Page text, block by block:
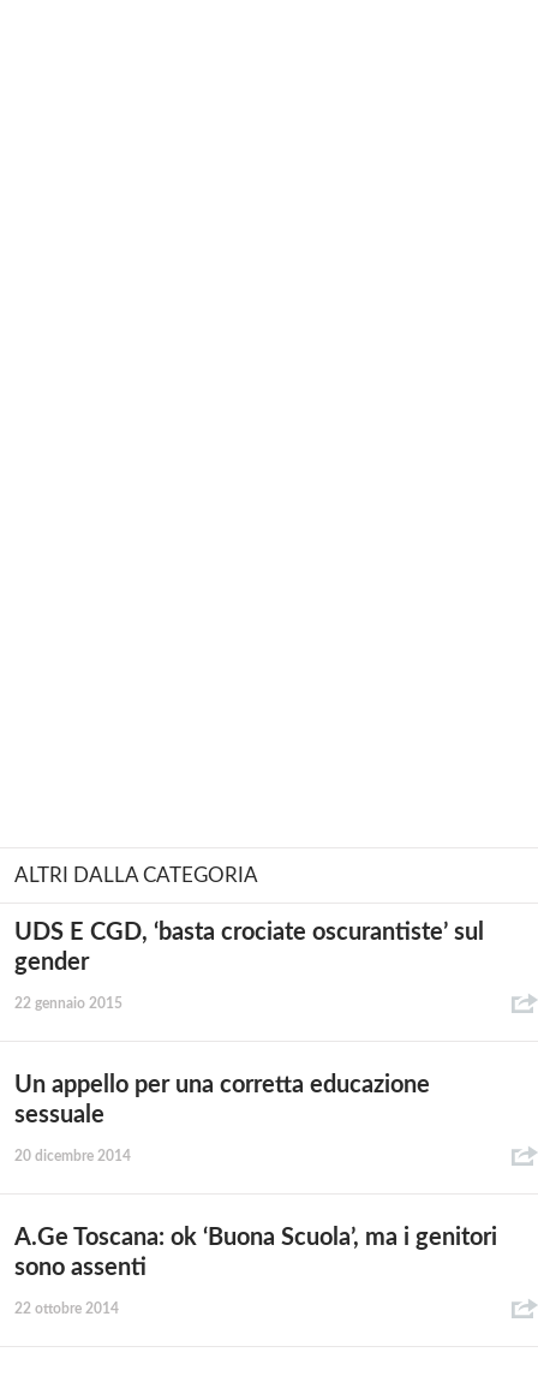
ALTRI DALLA CATEGORIA
UDS E CGD, ‘basta crociate oscurantiste’ sul
gender
22 gennaio 2015
Un appello per una corretta educazione
sessuale
20 dicembre 2014
A.Ge Toscana: ok ‘Buona Scuola’, ma i genitori
sono assenti
22 ottobre 2014